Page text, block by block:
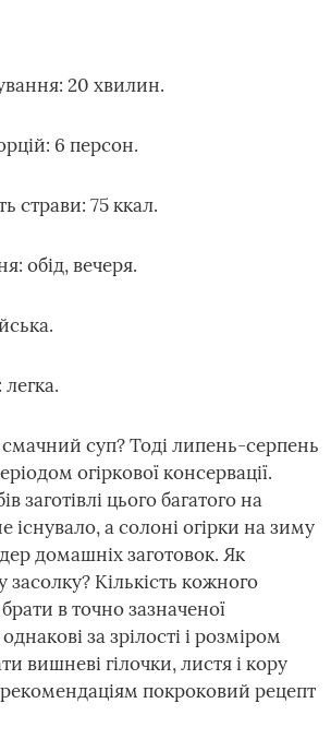
20 хвилин.
6 персон.
страви: 75 ккал.
обід, вечеря.
суп? Тоді липень-серпень
огіркової консервації.
заготівлі цього багатого на
існувало, а солоні огірки на зиму
домашніх заготовок. Як
засолку? Кількість кожного
брати в точно зазначеної
за зрілості і розміром
вишневі гілочки, листя і кору
рекомендаціям покроковий рецепт